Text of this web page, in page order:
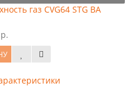
газ CVG64 STG BA